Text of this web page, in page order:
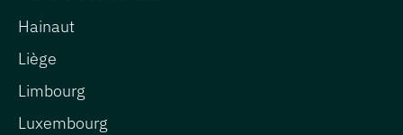
Hainaut
Liège
Limbourg
Luxembourg